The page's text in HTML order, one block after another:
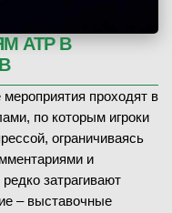
ATP В
проходят в
по которым игроки
ограничиваясь
и
затрагивают
– выставочные